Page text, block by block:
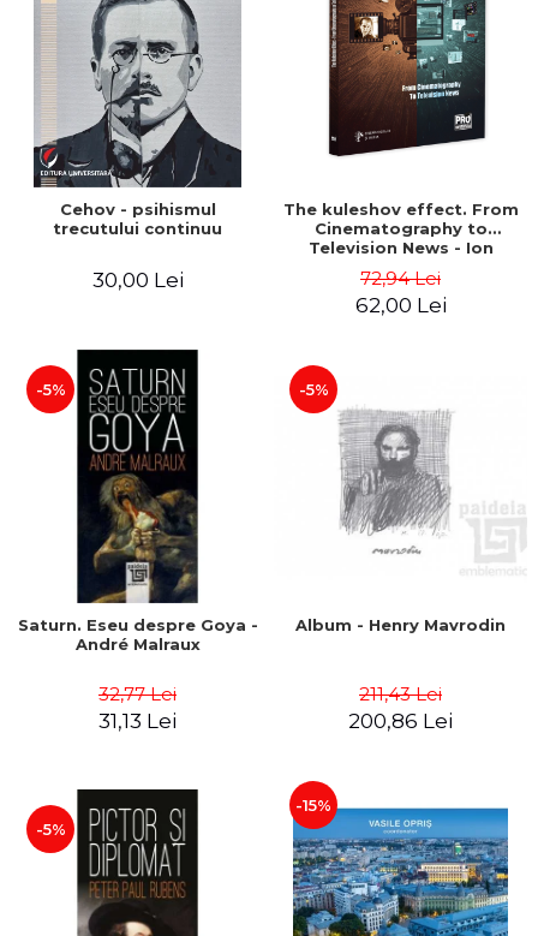
Cehov - psihismul
trecutului continuu
30,00 Lei
The kuleshov effect. From
Cinematography to
Television News - Ion
Chelu, Monica Ilie-Prica
72,94 Lei
62,00 Lei
-5%
Saturn. Eseu despre Goya -
André Malraux
32,77 Lei
31,13 Lei
-5%
Album - Henry Mavrodin
211,43 Lei
200,86 Lei
-5%
-15%